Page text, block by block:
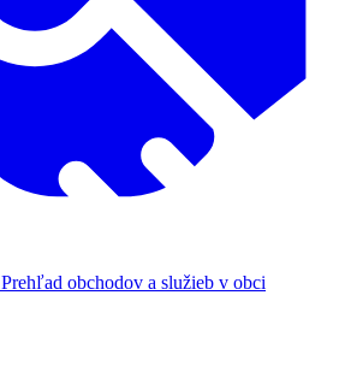
Prehľad obchodov a služieb v obci